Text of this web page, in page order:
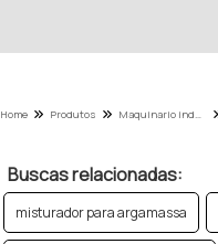
Home Produtos Maquinario industrial - Categoria
Buscas relacionadas:
misturador para argamassa